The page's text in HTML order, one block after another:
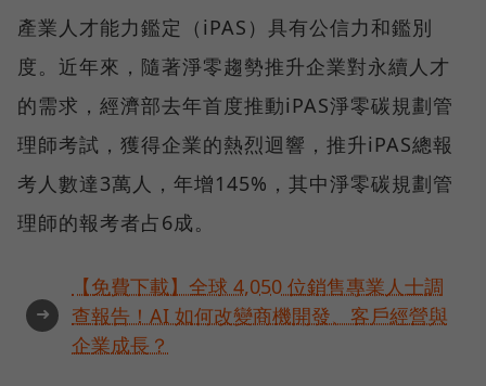
產業人才能力鑑定（iPAS）具有公信力和鑑別
度。近年來，隨著淨零趨勢推升企業對永續人才
的需求，經濟部去年首度推動iPAS淨零碳規劃管
理師考試，獲得企業的熱烈迴響，推升iPAS總報
考人數達3萬人，年增145%，其中淨零碳規劃管
理師的報考者占6成。
➜
【免費下載】全球 4,050 位銷售專業人士調
查報告！AI 如何改變商機開發、客戶經營與
企業成長？